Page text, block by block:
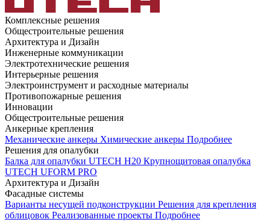
Комплексные решения
Общестроительные решения
Архитектура и Дизайн
Инженерные коммуникации
Электротехнические решения
Интерьерные решения
Электроинструмент и расходные материалы
Противопожарные решения
Инновации
Общестроительные решения
Анкерные крепления
Механические анкеры Химические анкеры Подробнее
Решения для опалубки
Балка для опалубки UTECH H20 Крупнощитовая опалубка
UTECH UFORM PRO
Архитектура и Дизайн
Фасадные системы
Варианты несущей подконструкции Решения для крепления
облицовок Реализованные проекты Подробнее